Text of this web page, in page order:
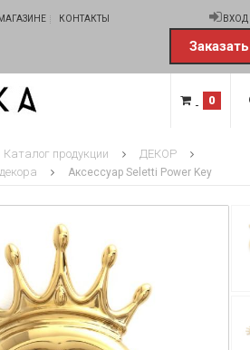
КОНТАКТЫ ВХОД
0
Каталог продукции
ДЕКОР
Аксессуар Seletti Power Key